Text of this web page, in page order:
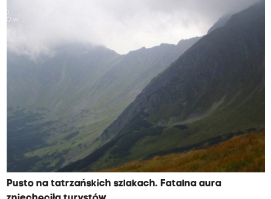
Pusto na tatrzańskich szlakach. Fatalna aura